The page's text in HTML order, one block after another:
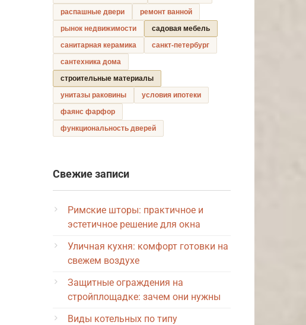
распашные двери
ремонт ванной
рынок недвижимости
садовая мебель
санитарная керамика
санкт-петербург
сантехника дома
строительные материалы
унитазы раковины
условия ипотеки
фаянс фарфор
функциональность дверей
Свежие записи
Римские шторы: практичное и
эстетичное решение для окна
Уличная кухня: комфорт готовки на
свежем воздухе
Защитные ограждения на
стройплощадке: зачем они нужны
Виды котельных по типу